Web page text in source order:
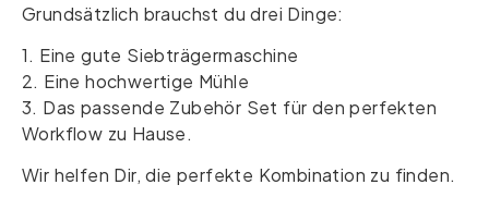
Grundsätzlich brauchst du drei Dinge:
1. Eine gute Siebträgermaschine
2. Eine hochwertige Mühle
3. Das passende Zubehör Set für den perfekten
Workflow zu Hause.
Wir helfen Dir, die perfekte Kombination zu finden.